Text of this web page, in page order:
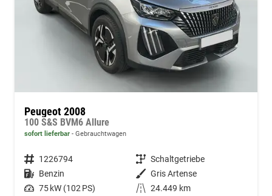
Peugeot 2008
100 S&S BVM6 Allure
sofort lieferbar Gebrauchtwagen
Fahrzeugnummer 1226794 Getriebe Schaltgetriebe
Kraftstoff Benzin Außenfarbe Gris Artense
Leistung 75 kW (102 PS) Kilometerstand 24.449 km